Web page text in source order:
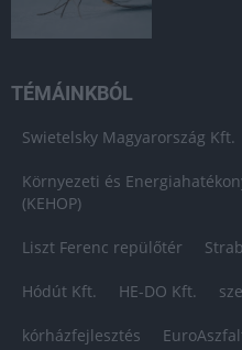
TÉMÁINKBÓL
Swietelsky Magyarország Kft.
Környezeti és
(KEHOP)
Liszt Ferenc repülőtér
Hódút Kft. HE-DO Kft.
kórházfejlesztés